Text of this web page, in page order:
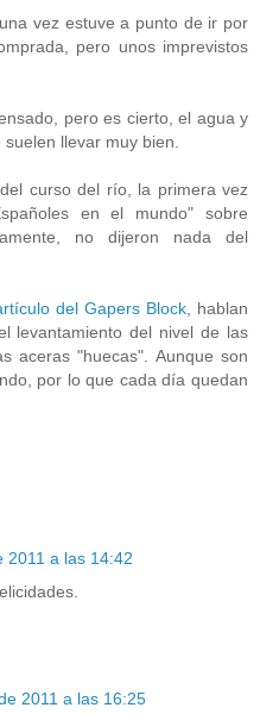
vez estuve a punto de ir por
pero unos imprevistos
pero es cierto, el agua y
llevar muy bien.
curso del río, la primera vez
en el mundo" sobre
no dijeron nada del
del Gapers Block , hablan
levantamiento del nivel de las
aceras "huecas". Aunque son
por lo que cada día quedan
2011 a las 14:42
2011 a las 16:25